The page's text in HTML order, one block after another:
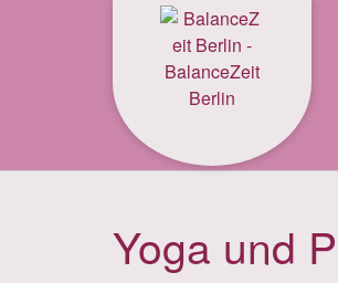
Facebook
Instagram
Yoga und